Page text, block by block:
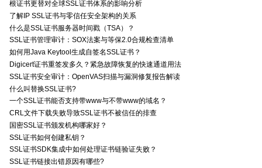
根证书更替对全球SSL证书体系的影响分析
了解IP SSL证书与零信任安全架构的关系
什么是SSL证书服务器时间戳（TSA）？
SSL证书管理审计：SOX法案与等保2.0合规检查清单
如何用Java Keytool生成自签名SSL证书？
Digicert证书重签发多久？紧急故障恢复的快速通道用法
SSL证书安全审计：OpenVAS扫描与漏洞修复报告解读
什么叫替换SSL证书?
一个SSL证书能否支持带www与不带www的域名？
CRL文件下载失败导致SSL证书不被信任的排查
国密SSL证书颁发机构哪家好？
SSL证书如何创建私钥？
SSL证书SDK集成中如何处理证书链验证失败？
SSL证书链接出错原因有哪些?